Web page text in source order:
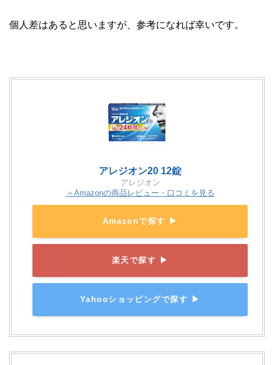
個人差はあると思いますが、参考になれば幸いです。
アレジオン20 12錠
アレジオン
＞Amazonの商品レビュー・口コミを見る
Amazonで探す ▶
楽天で探す ▶
Yahooショッピングで探す ▶